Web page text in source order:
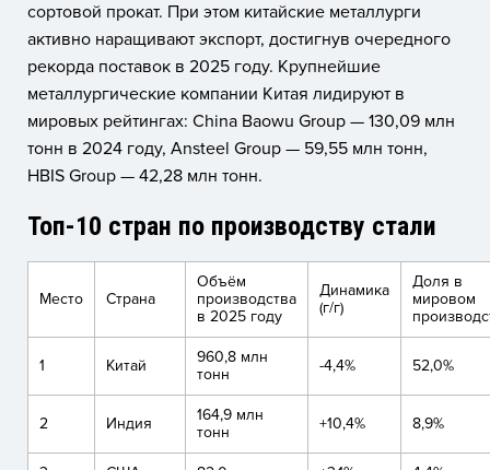
сортовой прокат. При этом китайские металлурги
активно наращивают экспорт, достигнув очередного
рекорда поставок в 2025 году. Крупнейшие
металлургические компании Китая лидируют в
мировых рейтингах: China Baowu Group — 130,09 млн
тонн в 2024 году, Ansteel Group — 59,55 млн тонн,
HBIS Group — 42,28 млн тонн.
Топ-10 стран по производству стали
Место Страна
Объём
производства
в 2025 году
Динамика
(г/г)
Доля в
мировом
1 Китай
960,8 млн
тонн
-4,4% 52,0%
2 Индия
164,9 млн
тонн
+10,4% 8,9%